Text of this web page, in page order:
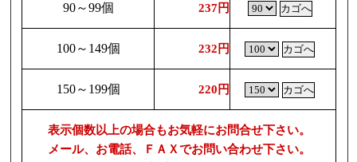
90～99個 237円
100～149個 232円
150～199個 220円
表示個数以上の場合もお気軽にお問合せ下さい。
メール、お電話、ＦＡＸでお問い合わせ下さい。